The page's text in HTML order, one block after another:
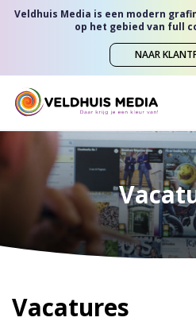
Veldhuis Media is een modern
op het gebied van full
NAAR
Vacatures